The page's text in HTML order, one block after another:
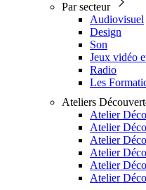
Par secteur
Audiovisuel
Design
Son
Jeux vidéo
Radio
Les
Ateliers
Atelier
Atelier
Atelier
Atelier
Atelier
Atelier